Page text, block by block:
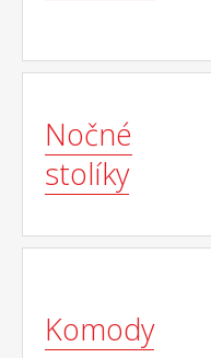
Nočné
stolíky
Komody